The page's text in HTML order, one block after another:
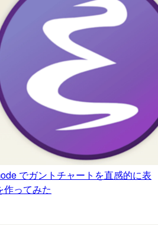
でガントチャートを直感的に表
作ってみた